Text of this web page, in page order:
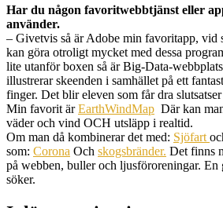
Har du någon favoritwebbtjänst eller
använder.
– Givetvis så är Adobe min favoritapp, vid
kan göra otroligt mycket med dessa
lite utanför boxen så är Big-Data-
illustrerar skeenden i samhället på ett
finger. Det blir eleven som får dra
Min favorit ärEarthWindMap Där kan
väder och vind OCH utsläpp i realtid.
Om man då kombinerar det med: Sjöfart
som: Corona Och skogsbränder. Det finns
på webben, buller och ljusföroreningar. En
söker.